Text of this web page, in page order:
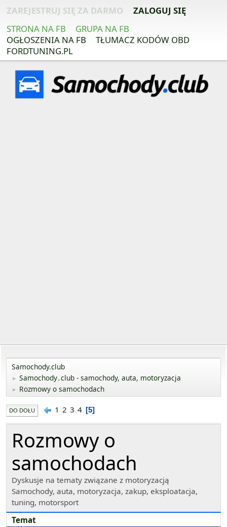
ZAREJESTRUJ SIĘ ZA DARMO
ZALOGUJ SIĘ
STRONA NA FB
GRUPA NA FB
OGŁOSZENIA NA FB
TŁUMACZ KODÓW OBD
FORDTUNING.PL
Samochody.club
► Samochody․club - samochody, auta, motoryzacja
► Rozmowy o samochodach
DO DOŁU 1 2 3 4 5
Rozmowy o
samochodach
Dyskusje na tematy związane z motoryzacją
Samochody, auta, motoryzacja, zakup, eksploatacja,
tuning, motorsport
Temat